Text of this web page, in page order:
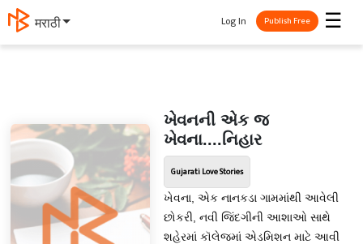
मराठी ☰
Log In Publish Free
ખેવનની એક જ
ખેવના....નિહાર
Gujarati Love Stories
ખેવના, એક નાનકડા ગામમાંથી આવેલી
છોકરી, નવી જિંદગીની આશાઓ સાથે
શહેરમાં કૉલેજમાં એડમિશન માટે આવી